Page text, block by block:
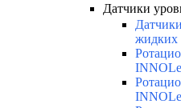
Датчики
жидких